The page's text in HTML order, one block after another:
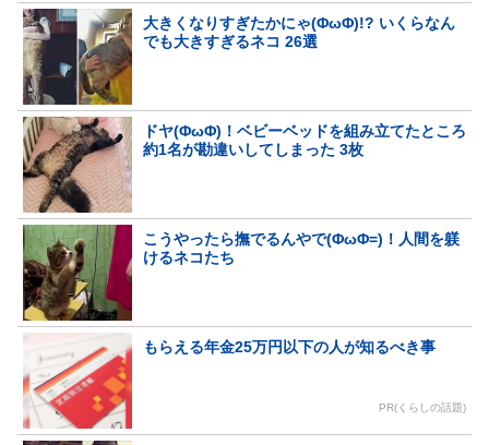
大きくなりすぎたかにゃ(ΦωΦ)!? いくらなん
でも大きすぎるネコ 26選
ドヤ(ΦωΦ)！ベビーベッドを組み立てたところ
約1名が勘違いしてしまった 3枚
こうやったら撫でるんやで(ΦωΦ=)！人間を躾
けるネコたち
もらえる年金25万円以下の人が知るべき事
PR(くらしの話題)